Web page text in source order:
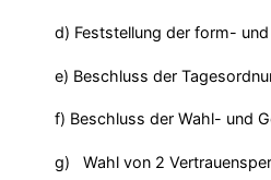
d) Feststellung der form- und
e) Beschluss der
f) Beschluss der Wahl- und
g) Wahl von 2